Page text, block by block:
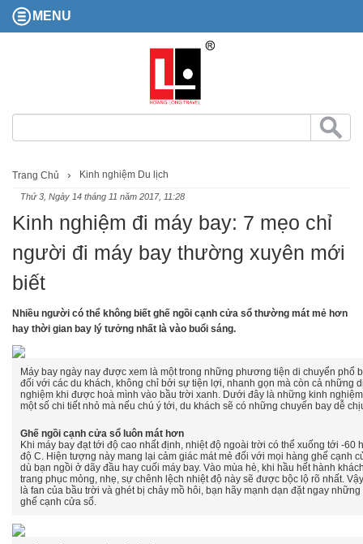
MENU
Trang Chủ Kinh nghiệm Du lịch
Thứ 3, Ngày 14 tháng 11 năm 2017, 11:28
Kinh nghiệm đi máy bay: 7 mẹo chỉ
người đi máy bay thường xuyên mới
biết
Nhiều người có thể không biết ghế ngồi cạnh cửa sổ thường mát mẻ hơn
hay thời gian bay lý tưởng nhất là vào buổi sáng.
Máy bay ngày nay được xem là một trong những phương tiện di chuyển phổ
đối với các du khách, không chỉ bởi sự tiện lợi, nhanh gọn mà còn cả những
nghiệm khi được hoà mình vào bầu trời xanh. Dưới đây là những kinh
một số chi tiết nhỏ mà nếu chú ý tới, du khách sẽ có những chuyến bay dễ
Ghế ngồi cạnh cửa sổ luôn mát hơn
Khi máy bay đạt tới độ cao nhất định, nhiệt độ ngoài trời có thể xuống tới -60
độ C. Hiện tượng này mang lại cảm giác mát mẻ đối với mọi hàng ghế cạnh
dù bạn ngồi ở dãy đầu hay cuối máy bay. Vào mùa hè, khi hầu hết hành
trang phục mỏng, nhẹ, sự chênh lệch nhiệt độ này sẽ được bộc lộ rõ nhất.
là fan của bầu trời và ghét bị chảy mồ hôi, bạn hãy mạnh dạn đặt ngay những
ghế cạnh cửa sổ.